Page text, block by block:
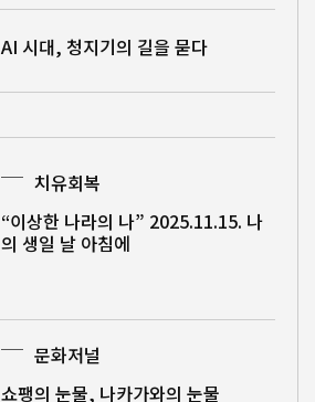
AI 시대, 청지기의 길을 묻다
치유회복
“이상한 나라의 나” 2025.11.15. 나
의 생일 날 아침에
문화저널
쇼팽의 눈물, 나카가와의 눈물